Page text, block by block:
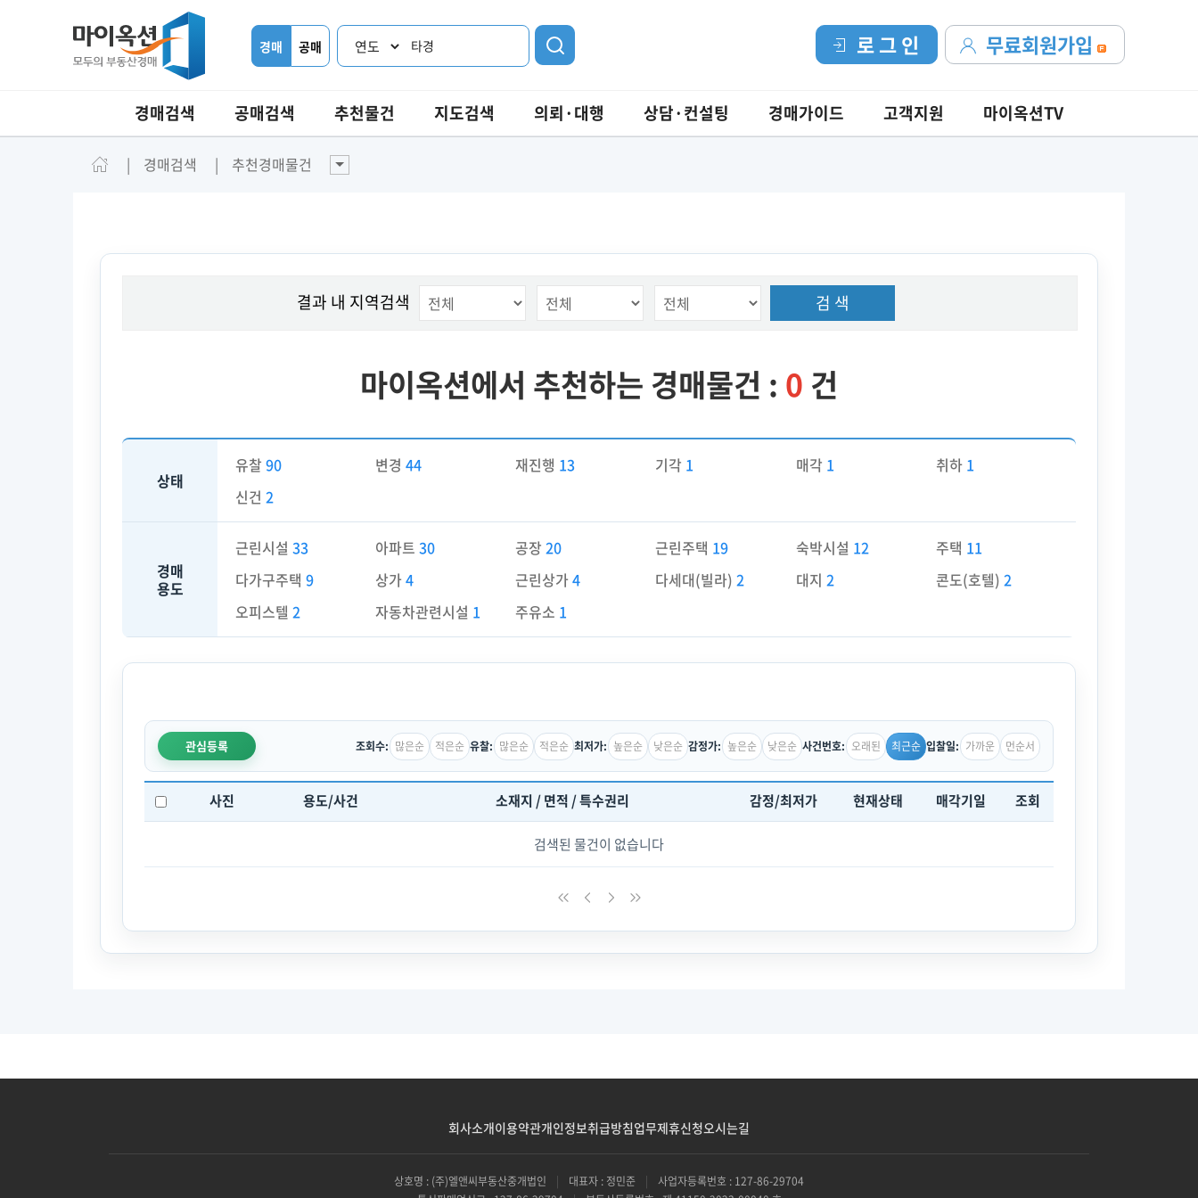
경매 공매 타경 무료회원가입
로 그 인
경매검색 공매검색 추천물건 지도검색 의뢰·대행 상담·컨설팅 경매가이드 고객지원 마이옥션TV
경매검색 추천경매물건
결과 내 지역검색 검 색
마이옥션에서 추천하는 경매물건 : 0 건
상태
유찰 90 변경44 재진행 13 기각 1 매각 1 취하 1
신건 2
경매
용도
근린시설 33 아파트30 공장20 근린주택 19 숙박시설 12 주택 11
다가구주택 9 상가4 근린상가4 다세대(빌라)2 대지 2 콘도(호텔) 2
오피스텔 2 자동차관련시설 1 주유소 1
관심등록 조회수: 많은순 적은순 유찰: 많은순 적은순 최저가: 높은순 낮은순 감정가: 높은순 낮은순 사건번호: 오래된 최근순 입찰일: 가까운 먼순서
사진 용도/사건 소재지 / 면적 / 특수권리 감정/최저가 현재상태 매각기일 조회
검색된 물건이 없습니다
회사소개이용약관개인정보취급방침업무제휴신청오시는길
상호명 : (주)엘앤씨부동산중개법인 | 대표자 : 정민준 |
사업자등록번호 : 127-86-29704